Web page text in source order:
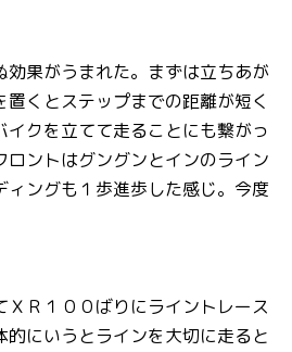
果がうまれた。まずは立ちあが
くとステップまでの距離が短く
クを立てて走ることにも繋がっ
ントはグングンとインのライン
ングも１歩進歩した感じ。今度
Ｒ１００ばりにライントレース
にいうとラインを大切に走ると